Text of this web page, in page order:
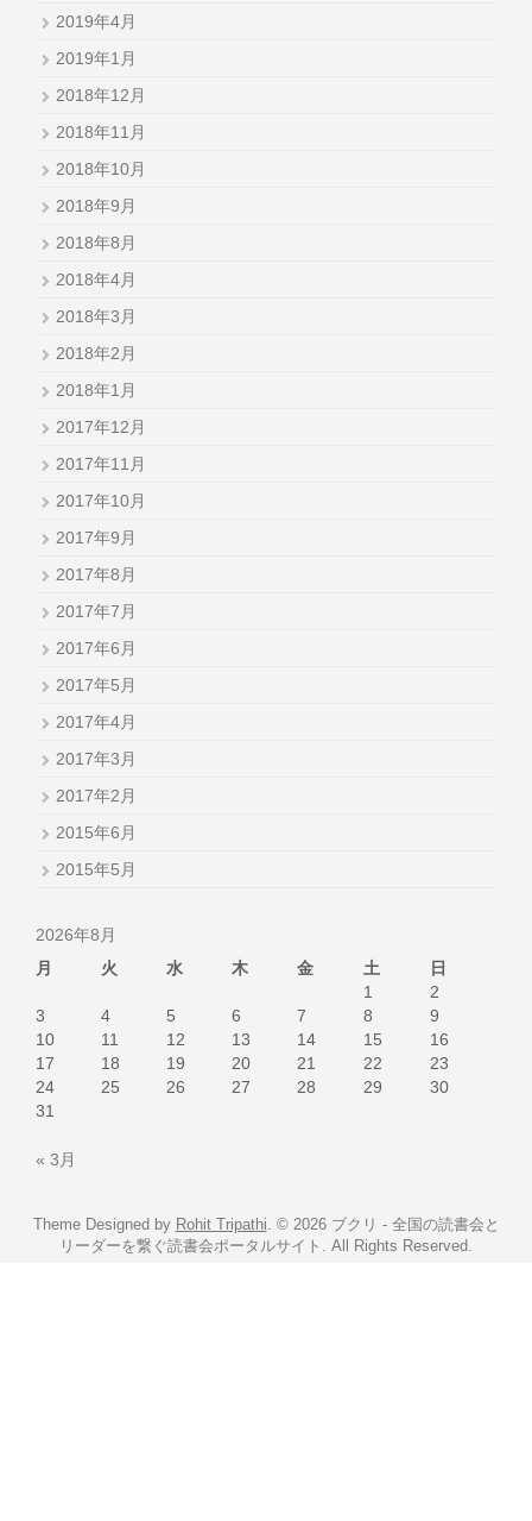
2019年4月
2019年1月
2018年12月
2018年11月
2018年10月
2018年9月
2018年8月
2018年4月
2018年3月
2018年2月
2018年1月
2017年12月
2017年11月
2017年10月
2017年9月
2017年8月
2017年7月
2017年6月
2017年5月
2017年4月
2017年3月
2017年2月
2015年6月
2015年5月
2026年8月
月
火 水 木 金 土
日
1
2
3
4 5 6 7 8
9
10
11 12 13 14 15
16
17
18 19 20 21 22
23
24
25 26 27 28 29
30
31
« 3月
Theme Designed by Rohit Tripathi. © 2026 ブクリ - 全国の読書会と
リーダーを繋ぐ読書会ポータルサイト. All Rights Reserved.